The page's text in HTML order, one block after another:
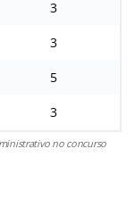
3
3
5
3
no concurso